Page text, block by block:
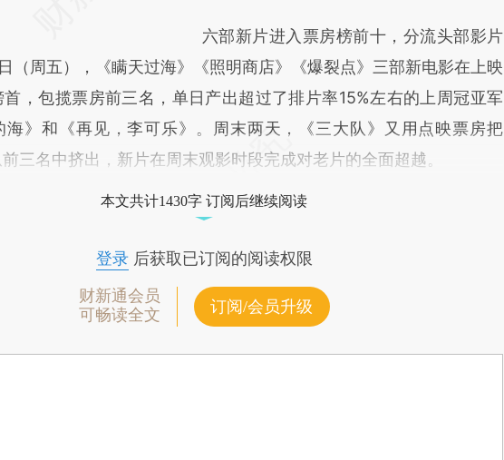
六部新片进入票房榜前十，分流头部影片
（周五），《瞒天过海》《照明商店》《爆裂点》三部新电影在上映
，包揽票房前三名，单日产出超过了排片率15%左右的上周冠亚军
海》和《再见，李可乐》。周末两天，《三大队》又用点映票房把
前三名中挤出，新片在周末观影时段完成对老片的全面超越。
本文共计1430字 订阅后继续阅读
登录后获取已订阅的阅读权限
财新通会员
可畅读全文
订阅/会员升级